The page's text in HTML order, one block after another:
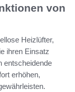
von
Heizlüfter,
ihren Einsatz
entscheidende
erhöhen,